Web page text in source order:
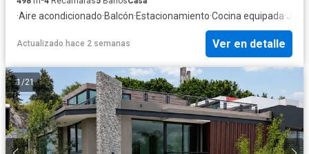
·Aire acondicionado·Balcón·Estacionamiento·Cocina equipada·
Actualizado hace 2 semanas Ver en detalle
1 /21